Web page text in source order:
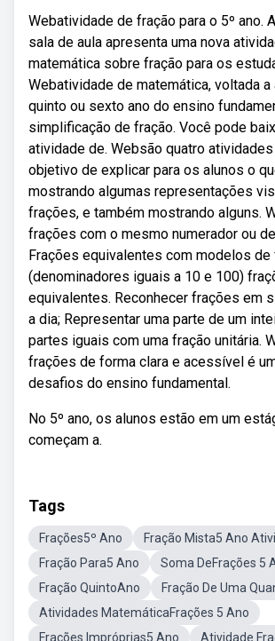
Webatividade de fração para o 5º ano.
sala de aula apresenta uma nova
matemática sobre fração para os
Webatividade de matemática, voltada a
quinto ou sexto ano do ensino
simplificação de fração. Você pode
atividade de. Websão quatro
objetivo de explicar para os alunos o
mostrando algumas representações
frações, e também mostrando alguns.
frações com o mesmo numerador ou
Frações equivalentes com modelos de
(denominadores iguais a 10 e 100)
equivalentes. Reconhecer frações em
a dia; Representar uma parte de um
partes iguais com uma fração unitária.
frações de forma clara e acessível é
desafios do ensino fundamental.
No 5º ano, os alunos estão em um
começam a.
Tags
Frações5º Ano
Fração Mista5 Ano
Fração Para5 Ano
Soma DeFrações 5
Fração QuintoAno
Fração De Uma
Atividades MatemáticaFrações 5 Ano
Frações Impróprias5 Ano
Atividade